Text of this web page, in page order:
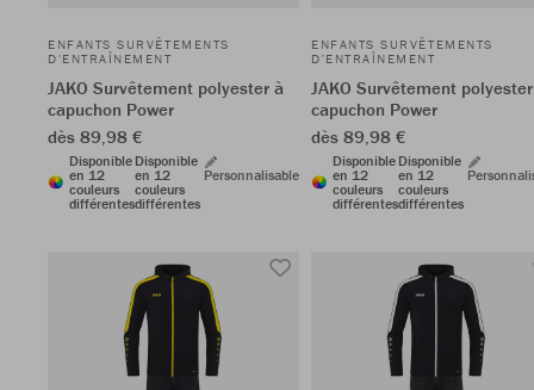
ENFANTS SURVÊTEMENTS
D'ENTRAÎNEMENT
JAKO Survêtement polyester à
capuchon Power
dès 89,98 €
Disponible
en 12
couleurs
différentes
Disponible
en 12
couleurs
différentes
Personnalisable
ENFANTS SURVÊTEMENTS
D'ENTRAÎNEMENT
JAKO Survêtement
capuchon Power
dès 89,98 €
Disponible
en 12
couleurs
différentes
Disponible
en 12
couleurs
différentes